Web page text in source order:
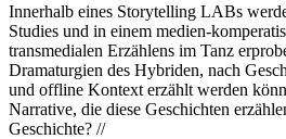
Innerhalb eines Storytelling LABs
Studies und in einem medien-
transmedialen Erzählens im Tanz
Dramaturgien des Hybriden, nach
und offline Kontext erzählt werden
Narrative, die diese Geschichten
Geschichte? //